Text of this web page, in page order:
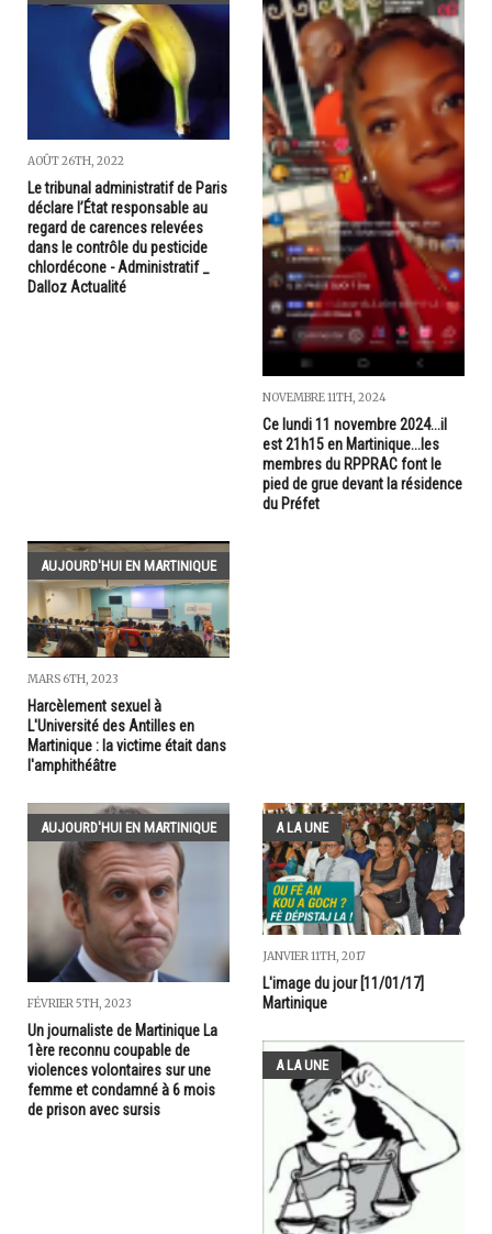
AOÛT 26TH, 2022
Le tribunal administratif de Paris
déclare l’État responsable au
regard de carences relevées
dans le contrôle du pesticide
chlordécone - Administratif _
Dalloz Actualité
NOVEMBRE 11TH, 2024
Ce lundi 11 novembre 2024...il
est 21h15 en Martinique...les
membres du RPPRAC font le
pied de grue devant la résidence
du Préfet
AUJOURD'HUI EN MARTINIQUE
MARS 6TH, 2023
Harcèlement sexuel à
L'Université des Antilles en
Martinique : la victime était dans
l'amphithéâtre
AUJOURD'HUI EN MARTINIQUE
FÉVRIER 5TH, 2023
Un journaliste de Martinique La
1ère reconnu coupable de
violences volontaires sur une
femme et condamné à 6 mois
de prison avec sursis
A LA UNE
JANVIER 11TH, 2017
L'image du jour [11/01/17]
Martinique
A LA UNE